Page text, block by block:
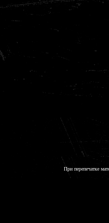
При перепечатке